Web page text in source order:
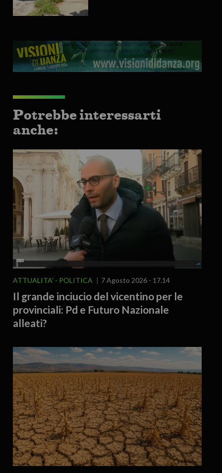
Potrebbe interessarti
anche:
ATTUALITA' POLITICA 7 Agosto 2026 - 17.14
Il grande inciucio del vicentino per le
provinciali: Pd e Futuro Nazionale
alleati?